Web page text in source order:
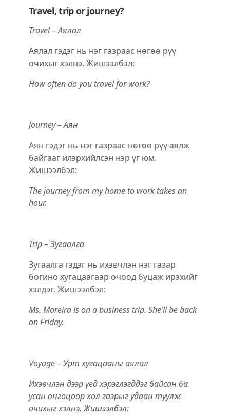
Travel, trip or journey?
Travel – Аялал
Аялал гэдэг нь нэг газраас нѳгѳѳ рүү
очихыг хэлнэ. Жишээлбэл:
How often do you travel for work?
Journey – Аян
Аян гэдэг нь нэг газраас нѳгѳѳ рүү аялж
байгааг илэрхийлсэн нэр үг юм.
Жишээлбэл:
The journey from my home to work takes an
hour.
Trip – Зугаалга
Зугаалга гэдэг нь ихэвчлэн нэг газар
богино хугацаагаар очоод буцаж ирэхийг
хэлдэг. Жишээлбэл:
Ms. Moreira is on a business trip. She’ll be back
on Friday.
Voyage – Урт хугацааны аялал
Ихэвчлэн дээр үед хэрэглэгддэг байсан ба
усан онгоцоор хол газрыг удаан туулж
очихыг хэлнэ. Жишээлбэл: